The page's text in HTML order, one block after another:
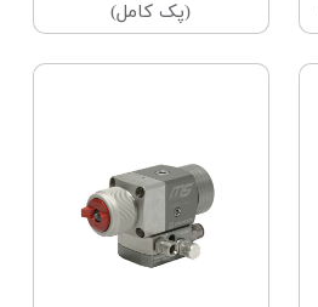
(پک کامل)